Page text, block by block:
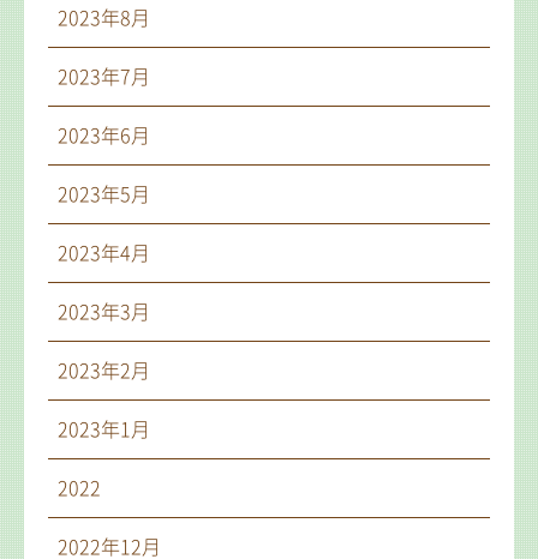
2023年8月
2023年7月
2023年6月
2023年5月
2023年4月
2023年3月
2023年2月
2023年1月
2022
2022年12月